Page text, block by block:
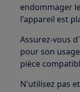
endommager
l'appareil est
Assurez-vous
pour son
pièce
N'utilisez pas